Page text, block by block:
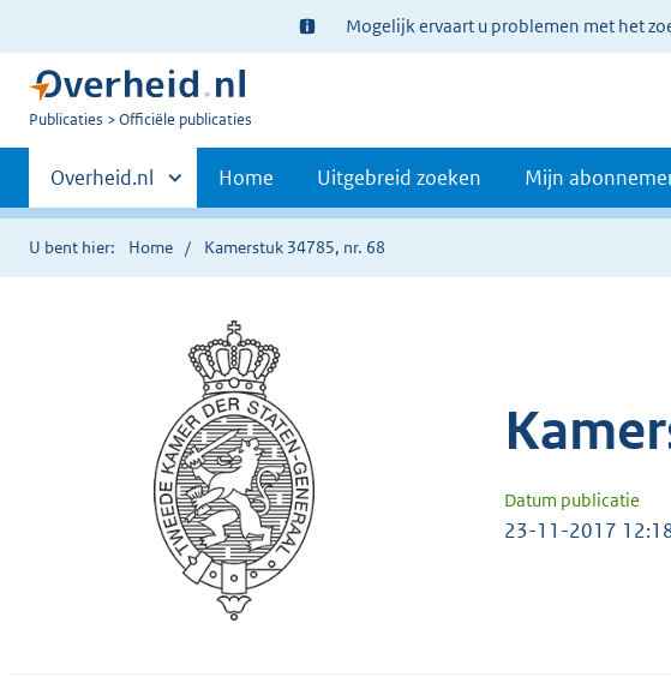
Ter
informatie:
Mogelijk ervaart u problemen met het
U
Publicaties Officiële publicaties
Primaire
navigatie
Andere
sites
binnen
Overheid.nl Home Uitgebreid zoeken Mijn
U bent hier: Home Kamerstuk 34785, nr. 68
Datum publicatie
23-11-2017